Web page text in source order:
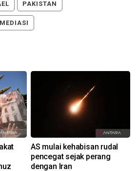
PAKISTAN
MEDIASI
AS mulai kehabisan rudal
pencegat sejak perang
dengan Iran